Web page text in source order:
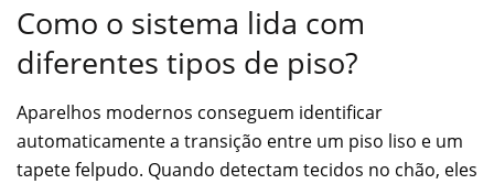
Como o sistema lida com
diferentes tipos de piso?
Aparelhos modernos conseguem identificar
automaticamente a transição entre um piso liso e um
tapete felpudo. Quando detectam tecidos no chão, eles